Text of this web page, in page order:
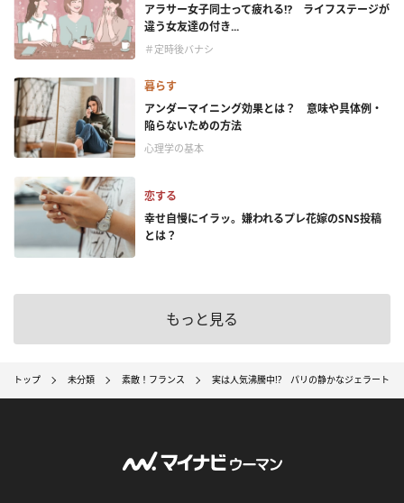
アラサー女子同士って疲れる⁉ ライフステージが
違う女友達の付き...
＃定時後バナシ
暮らす
アンダーマイニング効果とは？ 意味や具体例・
陥らないための方法
心理学の基本
恋する
幸せ自慢にイラッ。嫌われるプレ花嫁のSNS投稿
とは？
もっと見る
トップ 未分類 素敵！フランス 実は人気沸騰中!? パリの静かなジェラートブ